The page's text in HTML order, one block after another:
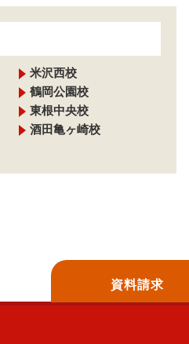
米沢西校
鶴岡公園校
東根中央校
酒田亀ヶ崎校
資料請求